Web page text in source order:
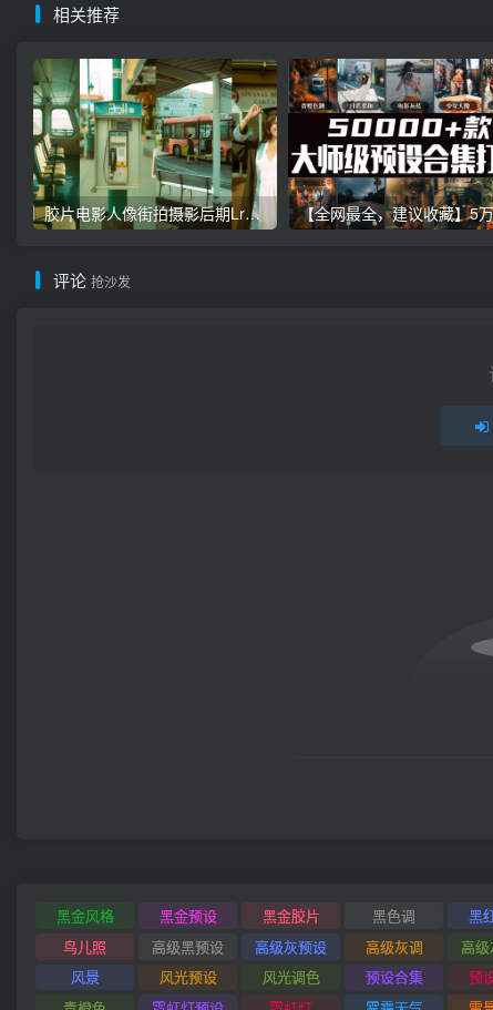
相关推荐
胶片电影人像街拍摄影后期Lr调色教程，手机滤镜PS+Lightroom预设下载！
评论 抢沙发
黑金风格 黑金预设 黑金胶片 黑色调 黑
鸟儿照
高级黑预设 高级灰预设 高级灰调 高
风景
风光预设 风光调色 预设合集 预